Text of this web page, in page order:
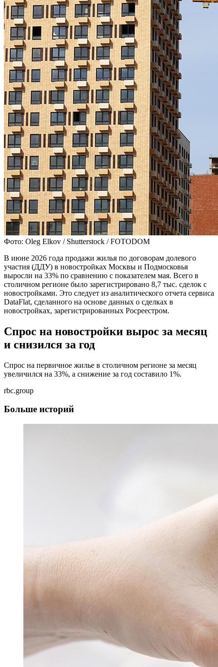
Фото: Oleg Elkov / Shutterstock / FOTODOM
В июне 2026 года продажи жилья по договорам долевого
участия (ДДУ) в новостройках Москвы и Подмосковья
выросли на 33% по сравнению с показателем мая. Всего в
столичном регионе было зарегистрировано 8,7 тыс. сделок с
новостройками. Это следует из аналитического отчета сервиса
DataFlat, сделанного на основе данных о сделках в
новостройках, зарегистрированных Росреестром.
Спрос на новостройки вырос за месяц
и снизился за год
Спрос на первичное жилье в столичном регионе за месяц
увеличился на 33%, а снижение за год составило 1%.
rbc.group
Больше историй